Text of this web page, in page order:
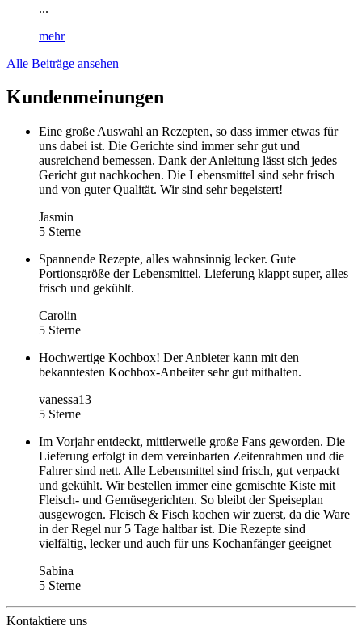
...
mehr
Alle Beiträge ansehen
Kundenmeinungen
Eine große Auswahl an Rezepten, so dass immer etwas für
uns dabei ist. Die Gerichte sind immer sehr gut und
ausreichend bemessen. Dank der Anleitung lässt sich jedes
Gericht gut nachkochen. Die Lebensmittel sind sehr frisch
und von guter Qualität. Wir sind sehr begeistert!
Jasmin
5 Sterne
Spannende Rezepte, alles wahnsinnig lecker. Gute
Portionsgröße der Lebensmittel. Lieferung klappt super, alles
frisch und gekühlt.
Carolin
5 Sterne
Hochwertige Kochbox! Der Anbieter kann mit den
bekanntesten Kochbox-Anbeiter sehr gut mithalten.
vanessa13
5 Sterne
Im Vorjahr entdeckt, mittlerweile große Fans geworden. Die
Lieferung erfolgt in dem vereinbarten Zeitenrahmen und die
Fahrer sind nett. Alle Lebensmittel sind frisch, gut verpackt
und gekühlt. Wir bestellen immer eine gemischte Kiste mit
Fleisch- und Gemüsegerichten. So bleibt der Speiseplan
ausgewogen. Fleisch & Fisch kochen wir zuerst, da die Ware
in der Regel nur 5 Tage haltbar ist. Die Rezepte sind
vielfältig, lecker und auch für uns Kochanfänger geeignet
Sabina
5 Sterne
Kontaktiere uns